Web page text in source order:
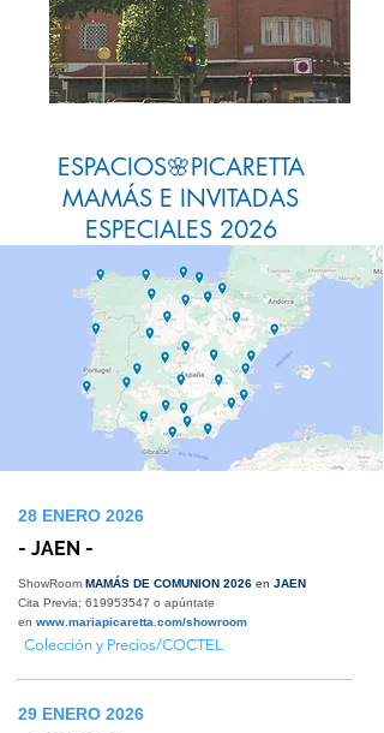
ESPACIOS🌸PICARETTA
MAMÁS E INVITADAS
ESPECIALES 2026
28 ENERO 2026
- JAEN -
ShowRoom MAMÁS DE COMUNION 2026 en JAEN
Cita Previa: 619953547 o apúntate
en www.mariapicaretta.com/showroom
Colección y Precios/COCTEL
29 ENERO 2026